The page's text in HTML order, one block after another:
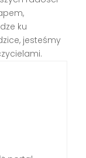
ku
jesteśmy